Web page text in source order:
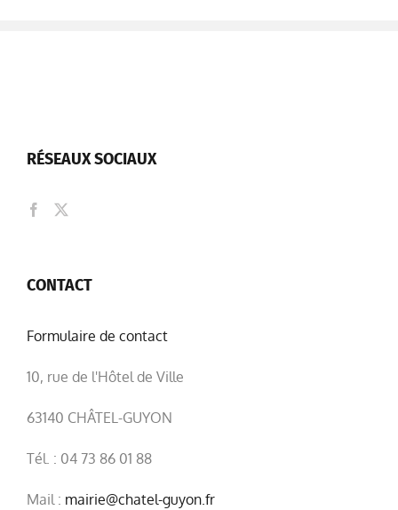
RÉSEAUX SOCIAUX
CONTACT
Formulaire de contact
10, rue de l'Hôtel de Ville
63140 CHÂTEL-GUYON
Tél. : 04 73 86 01 88
Mail : mairie@chatel-guyon.fr